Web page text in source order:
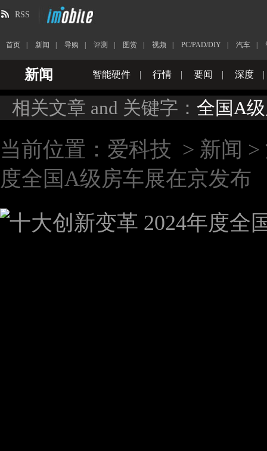
RSS
首页 新闻 导购 评测 图赏 视频 PC/PAD/DIY 汽车
新闻 智能硬件 | 行情 | 要闻 | 深度 |
相关文章 and 关键字： 全国A
当前位置： 爱科技 > 新闻 >
度全国A级房车展在京发布